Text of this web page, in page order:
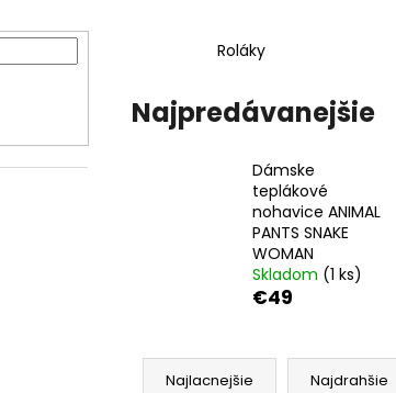
Roláky
Najpredávanejšie
Dámske
teplákové
nohavice ANIMAL
PANTS SNAKE
WOMAN
Skladom (1 ks)
€49
R
Najlacnejšie Najdrahšie